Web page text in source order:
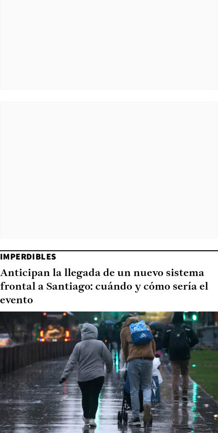
IMPERDIBLES
Anticipan la llegada de un nuevo sistema
frontal a Santiago: cuándo y cómo sería el
evento